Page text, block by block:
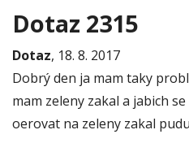
Dotaz 2315
Dotaz, 18. 8. 2017
Dobrý den ja mam taky
mam zeleny zakal a jabich
oerovat na zeleny zakal